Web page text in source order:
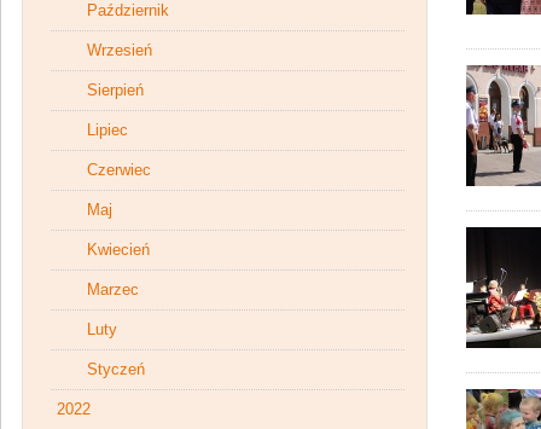
Październik
Wrzesień
Sierpień
Lipiec
Czerwiec
Maj
Kwiecień
Marzec
Luty
Styczeń
2022